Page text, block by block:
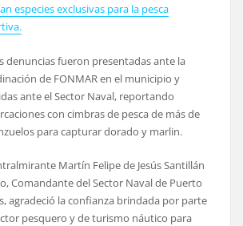
especies exclusivas para la pesca
denuncias fueron presentadas ante la
de FONMAR en el municipio y
ante el Sector Naval, reportando
con cimbras de pesca de más de
para capturar dorado y marlin.
Martín Felipe de Jesús Santillán
Comandante del Sector Naval de Puerto
agradeció la confianza brindada por parte
pesquero y de turismo náutico para